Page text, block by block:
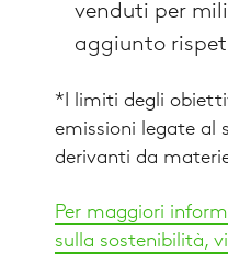
venduti per
aggiunto
*I limiti degli
emissioni legate al
derivanti da
Per maggiori
sulla sostenibilità,